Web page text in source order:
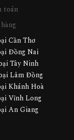
toán
Cần Thơ
Đồng Nai
Tây Ninh
Lâm Đồng
Khánh Hoà
Vĩnh Long
An Giang